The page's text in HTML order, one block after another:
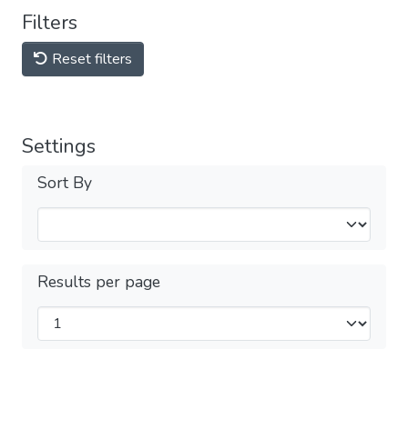
Filters
Reset filters
Settings
Sort By
Results per page